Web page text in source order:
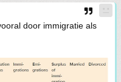
door immigratie als